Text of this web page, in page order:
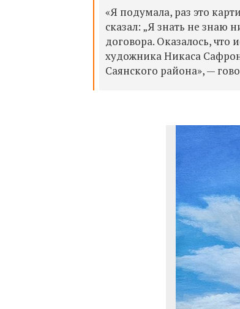
«Я подумала, раз это
сказал: „Я знать не знаю
договора. Оказалось, что
художникаНикаса
Саянского района», —